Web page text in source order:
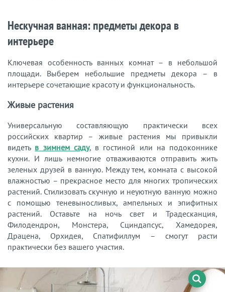
Нескучная ванная: предметы декора в
интерьере
Ключевая особенность ванных комнат – в небольшой
площади. Выберем небольшие предметы декора – в
интерьере сочетающие красоту и функциональность.
Живые растения
Универсальную составляющую практически всех
российских квартир – живые растения мы привыкли
видеть в зимнем саду, в гостиной или на подоконнике
кухни. И лишь немногие отваживаются отправить жить
зеленых друзей в ванную. Между тем, комната с высокой
влажностью – прекрасное место для многих тропических
растений. Стилизовать скучную и неуютную ванную можно
с помощью теневыносливых, ампельных и эпифитных
растений. Оставьте на ночь свет и Традесканция,
Филодендрон, Монстера, Сциндапсус, Хамедорея,
Драцена, Орхидея, Спатифиллум – смогут расти
практически без вашего участия.